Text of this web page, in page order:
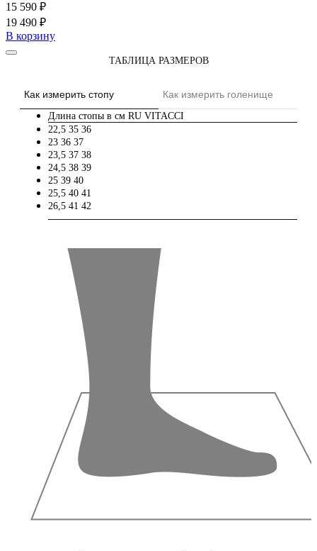
15 590 ₽
19 490 ₽
В корзину
ТАБЛИЦА РАЗМЕРОВ
Как измерить стопу Как измерить голенище
Длина стопы в см RU VITACCI
22,5 35 36
23 36 37
23,5 37 38
24,5 38 39
25 39 40
25,5 40 41
26,5 41 42